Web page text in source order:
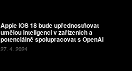
Apple iOS 18 bude upřednostňovat
umělou inteligenci v zařízeních a
potenciálně spolupracovat s OpenAI
27. 4. 2024